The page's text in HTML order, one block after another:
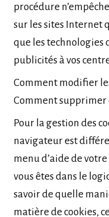
procédure
sur les sites Internet
que les technologies
publicités à vos
Comment modifier
Comment supprimer
Pour la gestion des
navigateur est
menu d’aide de
vous êtes dans le
savoir de quelle
matière de cookies,